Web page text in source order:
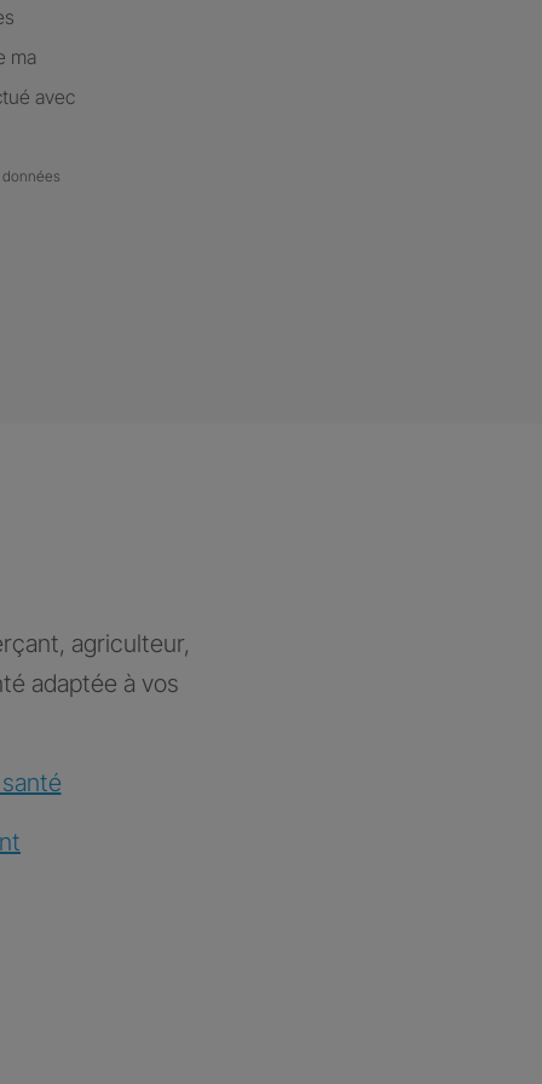
ma
avec
agriculteur,
adaptée à vos